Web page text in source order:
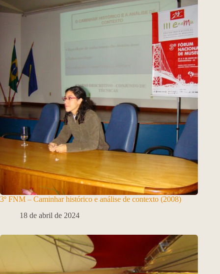
3º FNM – Caminhar histórico e análise de contexto (2008)
18 de abril de 2024